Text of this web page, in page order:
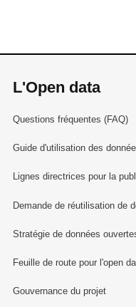
L'Open data
Questions fréquentes (FAQ)
Guide d'utilisation des
Lignes directrices pour la
Demande de réutilisation de
Stratégie de données
Feuille de route pour l'open
Gouvernance du projet